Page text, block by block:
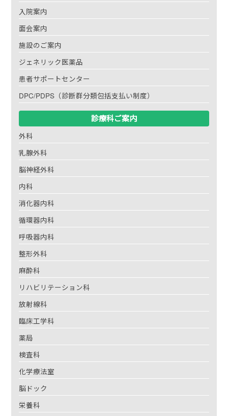
入院案内
面会案内
施設のご案内
ジェネリック医薬品
患者サポートセンター
DPC/PDPS（診断群分類包括支払い制度）
診療科ご案内
外科
乳腺外科
脳神経外科
内科
消化器内科
循環器内科
呼吸器内科
整形外科
麻酔科
リハビリテーション科
放射線科
臨床工学科
薬局
検査科
化学療法室
脳ドック
栄養科